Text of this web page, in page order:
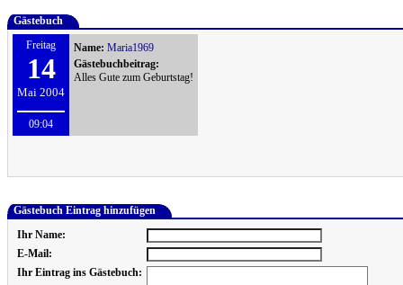
Gästebuch
Freitag
14
Mai 2004
09:04
Name: Maria1969
Gästebuchbeitrag:
Alles Gute zum Geburtstag!
Gästebuch Eintrag hinzufügen
Ihr Name:
E-Mail:
Ihr Eintrag ins Gästebuch: